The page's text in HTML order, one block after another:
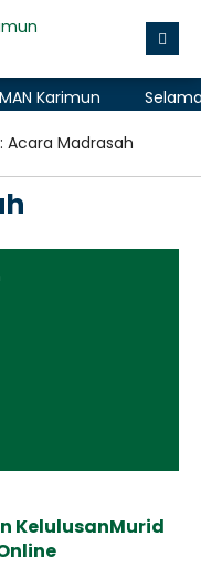
Selamat
Acara Madrasah
KelulusanMurid